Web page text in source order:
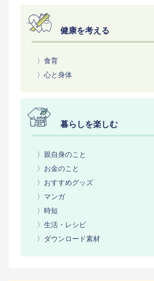
健康を考える
〉食育
〉心と身体
暮らしを楽しむ
〉親自身のこと
〉お金のこと
〉おすすめグッズ
〉マンガ
〉時短
〉生活・レシピ
〉ダウンロード素材